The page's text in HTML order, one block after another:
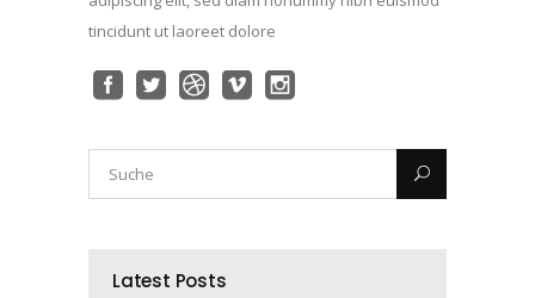
tincidunt ut laoreet dolore
Latest Posts